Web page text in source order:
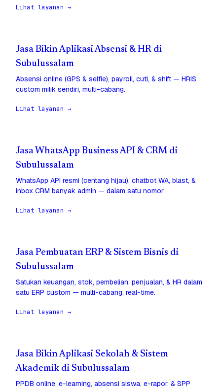
Lihat layanan →
Jasa Bikin Aplikasi Absensi & HR di
Subulussalam
Absensi online (GPS & selfie), payroll, cuti, & shift — HRIS
custom milik sendiri, multi-cabang.
Lihat layanan →
Jasa WhatsApp Business API & CRM di
Subulussalam
WhatsApp API resmi (centang hijau), chatbot WA, blast, &
inbox CRM banyak admin — dalam satu nomor.
Lihat layanan →
Jasa Pembuatan ERP & Sistem Bisnis di
Subulussalam
Satukan keuangan, stok, pembelian, penjualan, & HR dalam
satu ERP custom — multi-cabang, real-time.
Lihat layanan →
Jasa Bikin Aplikasi Sekolah & Sistem
Akademik di Subulussalam
PPDB online, e-learning, absensi siswa, e-rapor, & SPP